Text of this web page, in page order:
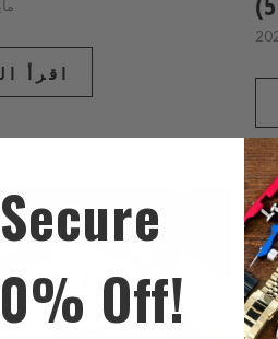
مايو
اقرأ
Secure
Off!